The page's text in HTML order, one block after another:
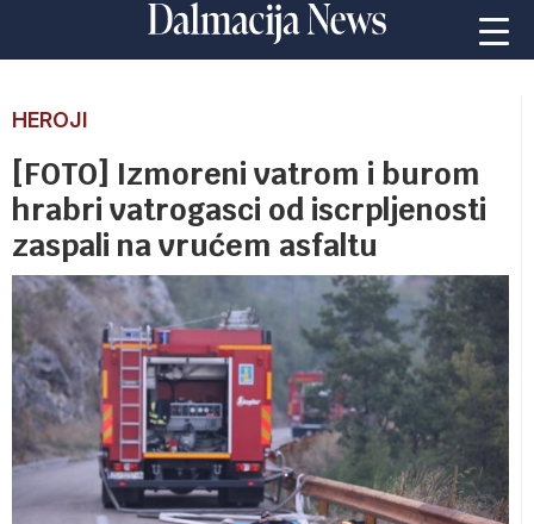
HEROJI
[FOTO] Izmoreni vatrom i burom
hrabri vatrogasci od iscrpljenosti
zaspali na vrućem asfaltu